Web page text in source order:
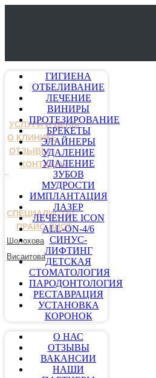
УСЛУГИ И ЦЕНЫ
О КЛИНИКЕ
ОТЗЫВЫ
КОНТАКТЫ
СПЕЦИАЛИСТЫ
ПРАЙС-ЛИСТ
Шолохова
Висаитова
ГИГИЕНА
ОТБЕЛИВАНИЕ
ЛЕЧЕНИЕ
ВИНИРЫ
ПРОТЕЗИРОВАНИЕ
БРЕКЕТЫ
ЭЛАЙНЕРЫ
УДАЛЕНИЕ
УДАЛЕНИЕ
ЗУБОВ
МУДРОСТИ
ИМПЛАНТАЦИЯ
ЛАЗЕР
ЛЕЧЕНИЕ ICON
ALL-ON-4/6
СИНУС-
ЛИФТИНГ
ДЕТСКАЯ
СТОМАТОЛОГИЯ
ПАРОДОНТОЛОГИЯ
РЕСТАВРАЦИЯ
УСТАНОВКА
КОРОНОК
О НАС
ОТЗЫВЫ
ВАКАНСИИ
НАШИ